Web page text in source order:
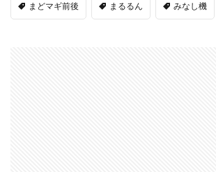
まどマギ前後 まるるん みなし機